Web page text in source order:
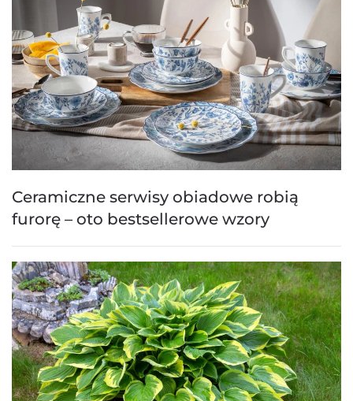
Ceramiczne serwisy obiadowe robią
furorę – oto bestsellerowe wzory